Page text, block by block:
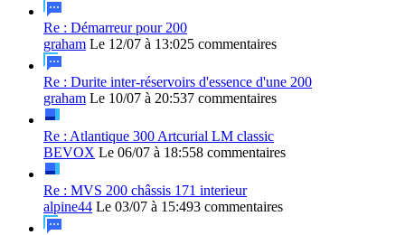
Re : Démarreur pour 200
graham Le 12/07 à 13:025 commentaires
Re : Durite inter-réservoirs d'essence d'une 200
graham Le 10/07 à 20:537 commentaires
Re : Atlantique 300 Artcurial LM classic
BEVOX Le 06/07 à 18:558 commentaires
Re : MVS 200 châssis 171 interieur
alpine44 Le 03/07 à 15:493 commentaires